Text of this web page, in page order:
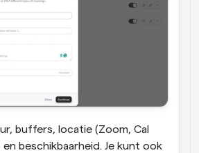
buffers, locatie (Zoom, Cal
beschikbaarheid. Je kunt ook